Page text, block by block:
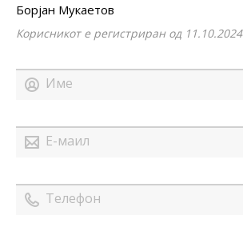
Борјан Мукаетов
Корисникот е регистриран од 11.10.2024